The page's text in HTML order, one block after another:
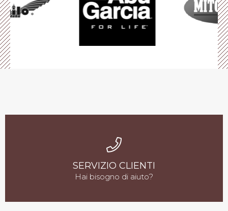
SERVIZIO CLIENTI
Hai bisogno di aiuto?